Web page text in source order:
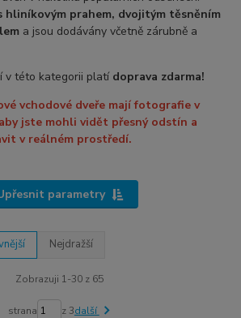
hliníkovým prahem, dvojitým těsněním
a jsou dodávány včetně zárubně a
v této kategorii platí doprava zdarma!
vchodové dveře mají fotografie v
jste mohli vidět přesný odstín a
v reálném prostředí.
parametry
Nejdražší
Zobrazuji 1-30 z 65
strana z 3další